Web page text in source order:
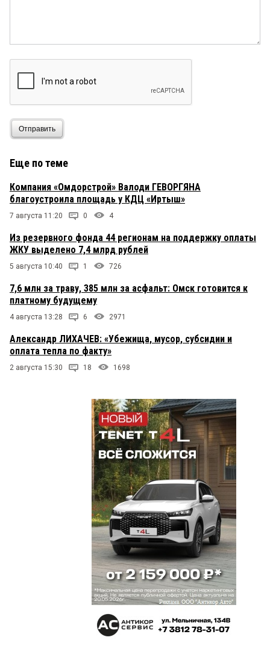
Отправить
Еще по теме
Компания «Омдорстрой» Валоди ГЕВОРГЯНА
благоустроила площадь у КДЦ «Иртыш»
7 августа 11:20 0 4
Из резервного фонда 44 регионам на поддержку оплаты
ЖКУ выделено 7,4 млрд рублей
5 августа 10:40 1 726
7,6 млн за траву, 385 млн за асфальт: Омск готовится к
платному будущему
4 августа 13:28 6 2971
Александр ЛИХАЧЕВ: «Убежища, мусор, субсидии и
оплата тепла по факту»
2 августа 15:30 18 1698